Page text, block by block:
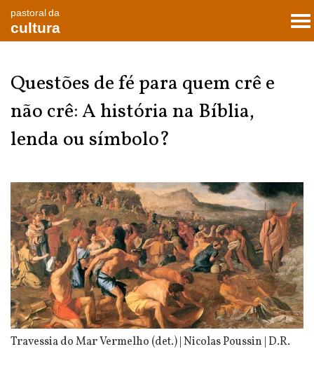
pastoral da
cultura
Questões de fé para quem crê e
não crê: A história na Bíblia,
lenda ou símbolo?
Travessia do Mar Vermelho (det.) | Nicolas Poussin | D.R.